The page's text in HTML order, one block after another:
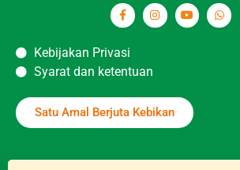
Kebijakan Privasi
Syarat dan ketentuan
Satu Amal Berjuta Kebikan